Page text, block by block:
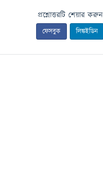
প্রশ্নোত্তরটি শেয়ার করুন
ফেসবুক লিঙ্কইডিন